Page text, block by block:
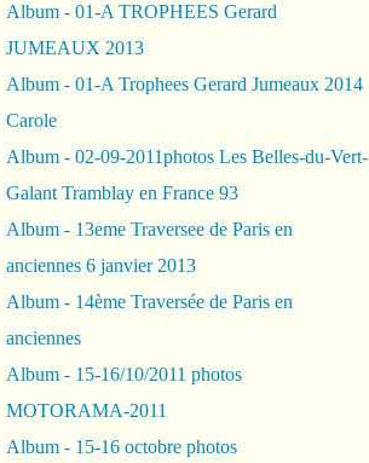
Album - 01-A TROPHEES Gerard
JUMEAUX 2013
Album - 01-A Trophees Gerard Jumeaux 2014
Carole
Album - 02-09-2011photos Les Belles-du-Vert-
Galant Tramblay en France 93
Album - 13eme Traversee de Paris en
anciennes 6 janvier 2013
Album - 14ème Traversée de Paris en
anciennes
Album - 15-16/10/2011 photos
MOTORAMA-2011
Album - 15-16 octobre photos